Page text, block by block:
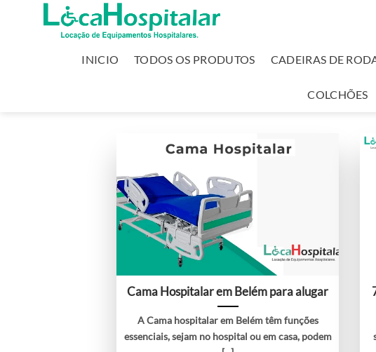
INICIO TODOS OS PRODUTOS CADEIRAS DE
COLCHÕES
Cama Hospitalar em Belém para alugar
A Cama hospitalar em Belém têm funções
essenciais, sejam no hospital ou em casa, podem